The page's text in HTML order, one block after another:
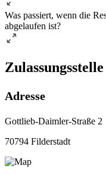
Was passiert, wenn die
abgelaufen ist?
Zulassungsstelle
Adresse
Gottlieb-Daimler-Straße 2
70794 Filderstadt